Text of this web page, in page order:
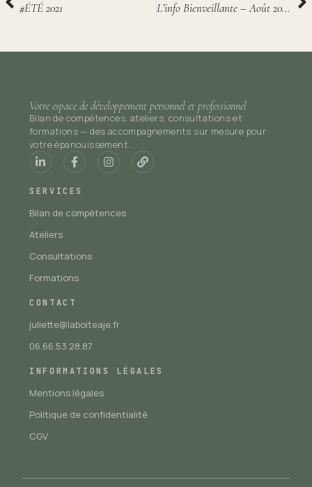
#ÉTÉ 2021 L’info Bienveillante – Août 2023 – #1
Votre espace de développement personnel et professionnel
Bilan de compétences, ateliers, consultations et
formations — des accompagnements sur mesure pour
votre épanouissement.
SERVICES
Bilan de compétences
Ateliers
Consultations
Formations
CONTACT
juliette@laboiteaje.fr
06.66.53.28.87
INFORMATIONS LÉGALES
Mentions légales
Politique de confidentialité
CGV